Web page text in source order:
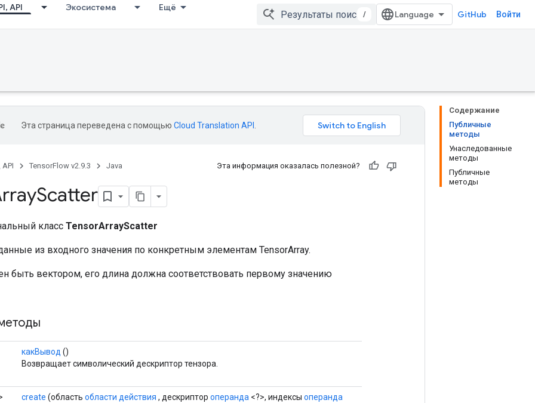
API Экосистема Ещё
/ GitHub Войти
Содержание
Публичные
методы
Унаследованные
методы
Публичные
методы
Эта страница переведена с помощью Cloud Translation API
API TensorFlow v2.9.3 Java Эта информация оказалась полезной?
Scatter
класс TensorArrayScatter
из входного значения по конкретным элементам TensorArray.
быть вектором, его длина должна соответствовать первому значению
какВывод ()
Возвращает символический дескриптор тензора.
create (область области действия , дескриптор операнда <?>, индексы операнда